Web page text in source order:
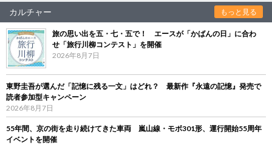
カルチャー もっと見る
旅の思い出を五・七・五で！ エースが「かばんの日」に合わ
せ「旅行川柳コンテスト」を開催
2026年8月7日
東野圭吾が選んだ「記憶に残る一文」はどれ？ 最新作『永遠の記憶』発売で
読者参加型キャンペーン
2026年8月7日
55年間、京の街を走り続けてきた車両 嵐山線・モボ301形、運行開始55周年
イベントを開催